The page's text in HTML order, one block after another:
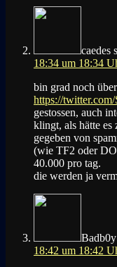
caedes
18:34 um 18:34
bin grad noch über
https://
gestossen, auch
klingt, als hätte es
gegeben von
(wie TF2 oder
40.000 pro tag.
die werden ja
Badb0y
18:42 um 18:42